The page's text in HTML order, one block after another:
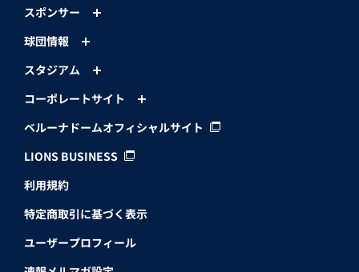
スポンサー
球団情報
スタジアム
コーポレートサイト
ベルーナドームオフィシャルサイト
LIONS BUSINESS
利用規約
特定商取引に基づく表示
ユーザープロフィール